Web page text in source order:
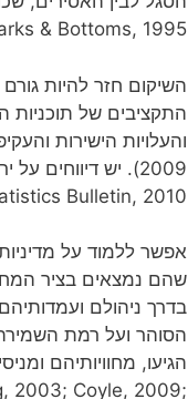
& Bottoms, 1995).
Bulletin, 2010).
אפשר ללמוד על
שהם נמצאים בציר
בדרך ניהולם
הסוהר ועל רמת
2003; Coyle, 2009;